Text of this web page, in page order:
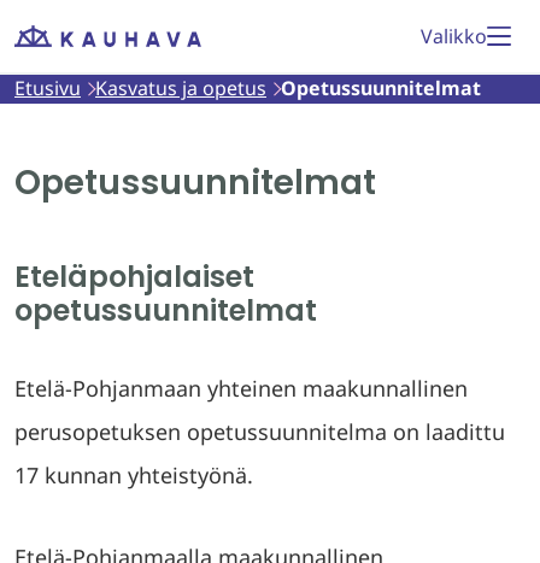
Siirry
Etusivu
Valikko
Etusivu Kasvatus ja opetus Opetussuunnitelmat
Opetussuunnitelmat
Eteläpohjalaiset
opetussuunnitelmat
Etelä-Pohjanmaan yhteinen maakunnallinen
perusopetuksen opetussuunnitelma on laadittu
17 kunnan yhteistyönä.
Etelä-Pohjanmaalla maakunnallinen